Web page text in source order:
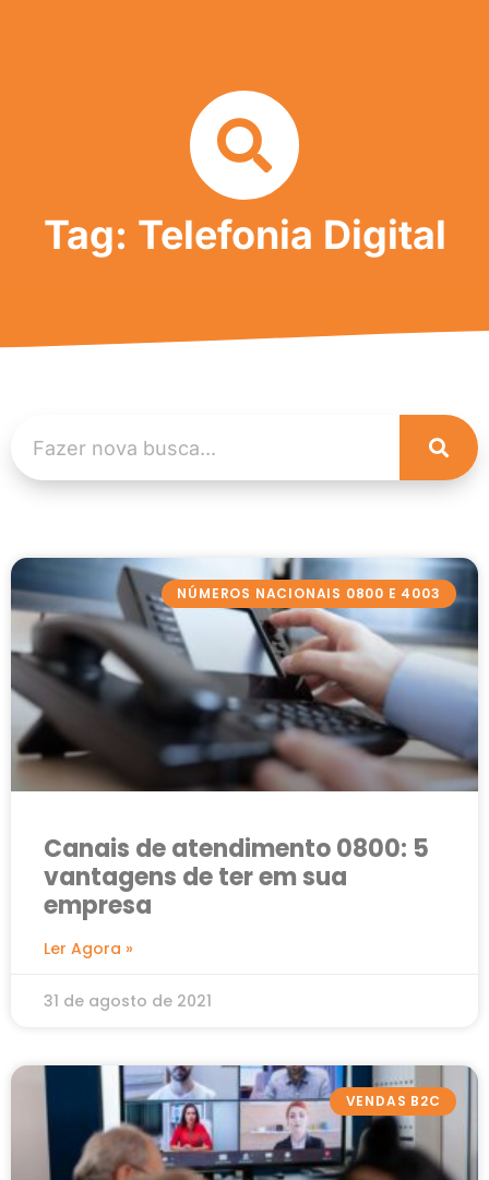
Tag: Telefonia Digital
NÚMEROS NACIONAIS 0800 E 4003
Canais de atendimento 0800: 5
vantagens de ter em sua
empresa
Ler Agora »
31 de agosto de 2021
VENDAS B2C